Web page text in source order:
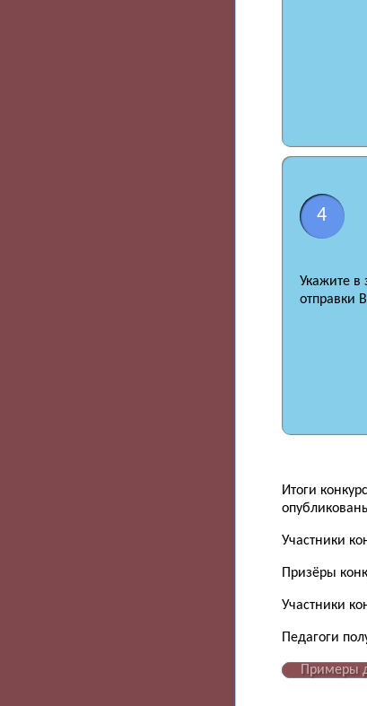
4
Укажите в
отправки
Итоги
Участники
Призёры
Участники
Педагоги
Примеры